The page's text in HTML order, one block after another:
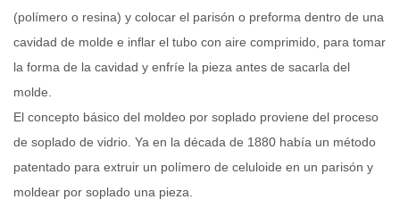
(polímero o resina) y colocar el parisón o preforma dentro de una
cavidad de molde e inflar el tubo con aire comprimido, para tomar
la forma de la cavidad y enfríe la pieza antes de sacarla del
molde.
El concepto básico del moldeo por soplado proviene del proceso
de soplado de vidrio. Ya en la década de 1880 había un método
patentado para extruir un polímero de celuloide en un parisón y
moldear por soplado una pieza.